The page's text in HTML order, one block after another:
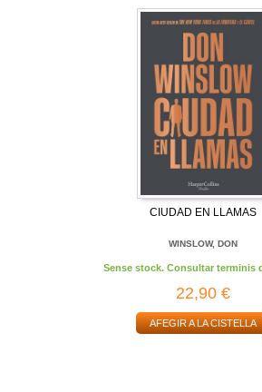
CIUDAD EN LLAMAS
WINSLOW, DON
Sense stock. Consultar terminis
22,90 €
AFEGIR A LA CISTELLA